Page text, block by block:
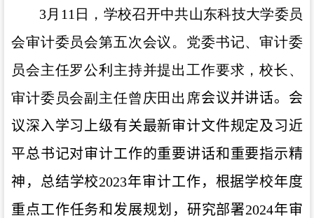
3月 11 日，学校召开中共山东科技大学委员
会审计委员会第五次会议。党委书记、审计委
员会主任罗公利主持并提出工作要求，校长、
审计委员会副主任曾庆田出席会议并讲话。会
议深入学习上级有关最新审计文件规定及习近
平总书记对审计工作的重要讲话和重要指示精
神，总结学校2023年审计工作，根据学校年度
重点工作任务和发展规划，研究部署2024年审